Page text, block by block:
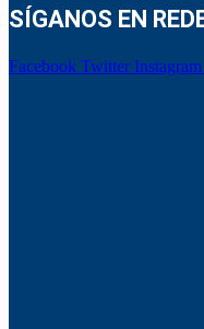
SÍGANOS EN
Facebook Twitter Instagram